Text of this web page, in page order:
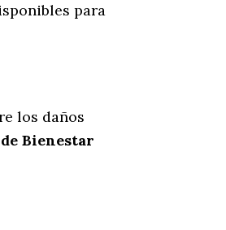
para
los daños
Bienestar